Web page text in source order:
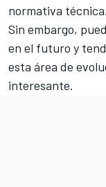
normativa técnica.
Sin embargo,
en el futuro y
esta área de
interesante.